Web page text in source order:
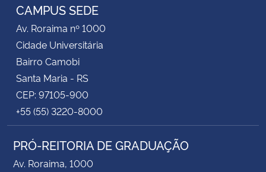
CAMPUS SEDE
Av. Roraima nº 1000
Cidade Universitária
Bairro Camobi
Santa Maria - RS
CEP: 97105-900
+55 (55) 3220-8000
PRÓ-REITORIA DE GRADUAÇÃO
Av. Roraima, 1000